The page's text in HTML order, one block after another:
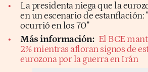
La presidenta niega que la
en un escenario de estanflación:
ocurrió en los 70"
Más información: El BCE
2% mientras afloran signos de
eurozona por la guerra en Irán